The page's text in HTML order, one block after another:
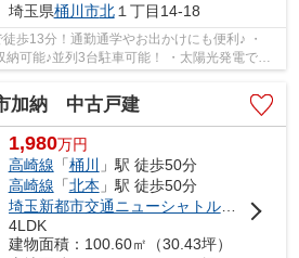
埼玉県桶川市北１丁目14-18
歩13分！通勤通学やお出かけにも便利♪ ・
納可能♪並列3台駐車可能！ ・太陽光発電で地
加納 中古戸建
1,980万円
高崎線 「桶川
」駅 徒歩50分
高崎線 「北本 」駅 徒歩50分
埼玉新都市交通ニューシャトル
「 内宿
4LDK
建物面積：100.60㎡（30.43坪）